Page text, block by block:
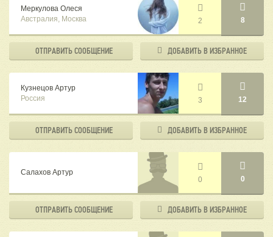
Меркулова Олеся
Австралия, Москва
2 8
ОТПРАВИТЬСООБЩЕНИЕ ДОБАВИТЬ В ИЗБРАННОЕ
Кузнецов Артур
Россия
3 12
ОТПРАВИТЬСООБЩЕНИЕ ДОБАВИТЬ В ИЗБРАННОЕ
Салахов Артур
0
0
ОТПРАВИТЬСООБЩЕНИЕ ДОБАВИТЬ В ИЗБРАННОЕ